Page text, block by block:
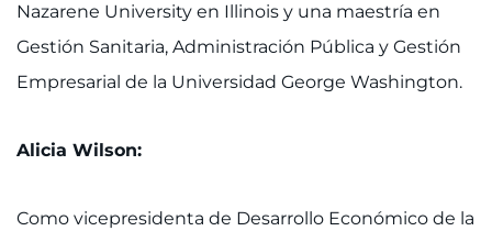
Nazarene University en Illinois y una maestría en
Gestión Sanitaria, Administración Pública y Gestión
Empresarial de la Universidad George Washington.
Alicia Wilson:
Como vicepresidenta de Desarrollo Económico de la